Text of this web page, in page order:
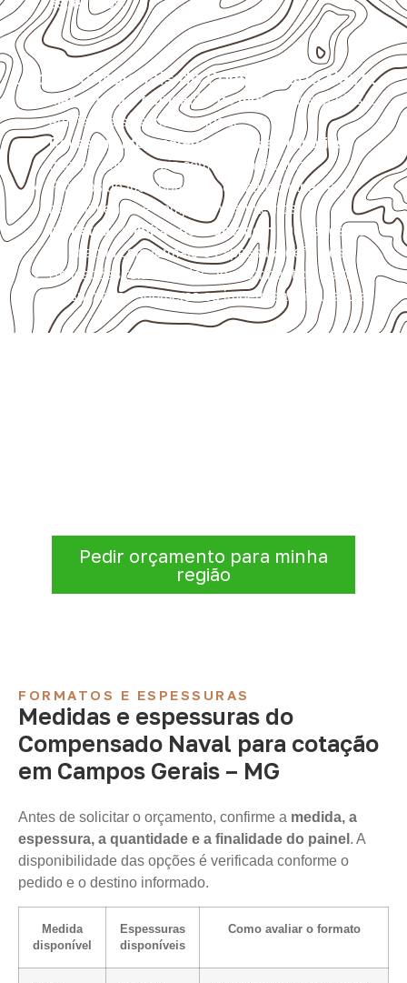
específicos.
Usos profissionais do Compensado Naval
Marcenaria e fabricação de móveis
destinados a
ambientes sujeitos à umidade.
Revestimentos, paredes, pisos e divisórias
quando compatíveis com a ficha técnica.
Projetos de transporte que utilizam chapas em
revestimentos e componentes internos.
Indústrias e linhas de montagem
que necessitam
de chapas com formato e espessura definidos.
Aplicações relacionadas ao setor náutico, sem
presumir uso submerso ou impermeabilidade total.
Pedir orçamento para minha
região
FORMATOS E ESPESSURAS
Medidas e espessuras do
Compensado Naval para cotação
em Campos Gerais – MG
Antes de solicitar o orçamento, confirme a medida, a
espessura, a quantidade e a finalidade do painel . A
disponibilidade das opções é verificada conforme o
pedido e o destino informado.
Medida
disponível
Espessuras
disponíveis
Como avaliar o formato